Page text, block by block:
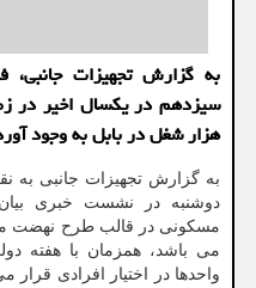
به گزارش تجهیزات جانبی،
سیزدهم در یکسال اخیر در
هزار شغل در بابل به وجود
به گزارش تجهیزات جانبی به
می باشد، همزمان با هفته
واحدها در اختیار افرادی قرار